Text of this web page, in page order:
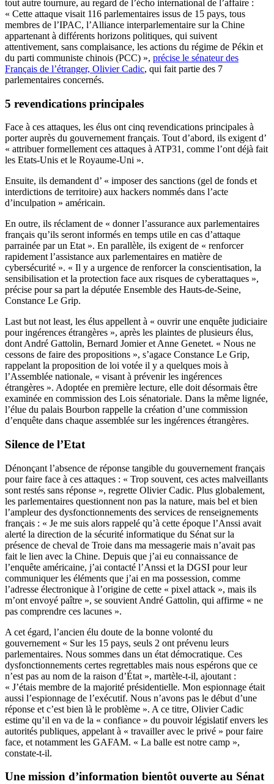
tout autre tournure, au regard de l’écho international de l’affaire :
« Cette attaque visait 116 parlementaires issus de 15 pays, tous
membres de l’IPAC, l’Alliance interparlementaire sur la Chine
appartenant à différents horizons politiques, qui suivent
attentivement, sans complaisance, les actions du régime de Pékin et
du parti communiste chinois (PCC) », précise le sénateur des
Français de l’étranger, Olivier Cadic, qui fait partie des 7
parlementaires concernés.
5 revendications principales
Face à ces attaques, les élus ont cinq revendications principales à
porter auprès du gouvernement français. Tout d’abord, ils exigent d’
« attribuer formellement ces attaques à ATP31, comme l’ont déjà fait
les Etats-Unis et le Royaume-Uni ».
Ensuite, ils demandent d’ « imposer des sanctions (gel de fonds et
interdictions de territoire) aux hackers nommés dans l’acte
d’inculpation » américain.
En outre, ils réclament de « donner l’assurance aux parlementaires
français qu’ils seront informés en temps utile en cas d’attaque
parrainée par un Etat ». En parallèle, ils exigent de « renforcer
rapidement l’assistance aux parlementaires en matière de
cybersécurité ». « Il y a urgence de renforcer la conscientisation, la
sensibilisation et la protection face aux risques de cyberattaques »,
précise pour sa part la députée Ensemble des Hauts-de-Seine,
Constance Le Grip.
Last but not least, les élus appellent à « ouvrir une enquête judiciaire
pour ingérences étrangères », après les plaintes de plusieurs élus,
dont André Gattolin, Bernard Jomier et Anne Genetet. « Nous ne
cessons de faire des propositions », s’agace Constance Le Grip,
rappelant la proposition de loi votée il y a quelques mois à
l’Assemblée nationale, « visant à prévenir les ingérences
étrangères ». Adoptée en première lecture, elle doit désormais être
examinée en commission des Lois sénatoriale. Dans la même lignée,
l’élue du palais Bourbon rappelle la création d’une commission
d’enquête dans chaque assemblée sur les ingérences étrangères.
Silence de l’Etat
Dénonçant l’absence de réponse tangible du gouvernement français
pour faire face à ces attaques : « Trop souvent, ces actes malveillants
sont restés sans réponse », regrette Olivier Cadic. Plus globalement,
les parlementaires questionnent non pas la nature, mais bel et bien
l’ampleur des dysfonctionnements des services de renseignements
français : « Je me suis alors rappelé qu’à cette époque l’Anssi avait
alerté la direction de la sécurité informatique du Sénat sur la
présence de cheval de Troie dans ma messagerie mais n’avait pas
fait le lien avec la Chine. Depuis que j’ai eu connaissance de
l’enquête américaine, j’ai contacté l’Anssi et la DGSI pour leur
communiquer les éléments que j’ai en ma possession, comme
l’adresse électronique à l’origine de cette « pixel attack », mais ils
m’ont envoyé paître », se souvient André Gattolin, qui affirme « ne
pas comprendre ces lacunes ».
A cet égard, l’ancien élu doute de la bonne volonté du
gouvernement « Sur les 15 pays, seuls 2 ont prévenu leurs
parlementaires. Nous sommes dans un état démocratique. Ces
dysfonctionnements certes regrettables mais nous espérons que ce
n’est pas au nom de la raison d’État », martèle-t-il, ajoutant :
« J’étais membre de la majorité présidentielle. Mon espionnage était
aussi l’espionnage de l’exécutif. Nous n’avons pas le début d’une
réponse et c’est bien là le problème ». A ce titre, Olivier Cadic
estime qu’il en va de la « confiance » du pouvoir législatif envers les
autorités publiques, appelant à « travailler avec le privé » pour faire
face, et notamment les GAFAM. « La balle est notre camp »,
constate-t-il.
Une mission d’information bientôt ouverte au Sénat